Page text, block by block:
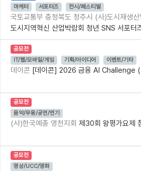
마케터
서포터즈 전시/페스티벌
국토교통부 충청북도 청주시 (사)도시재생
도시지역혁신 산업박람회 청년 SNS 서포터
공모전
IT/웹/모바일/게임
기획/아이디어 이벤트/기타
데이콘 [데이콘] 2026 금융 AI Challenge
공모전
음악/무용/공연/연기
(사)한국예총 영천지회 제30회 왕평가요제
공모전
영상/UCC/영화